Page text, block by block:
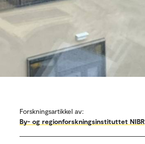
Forskningsartikkel av:
By- og regionforskningsinstituttet NIBR